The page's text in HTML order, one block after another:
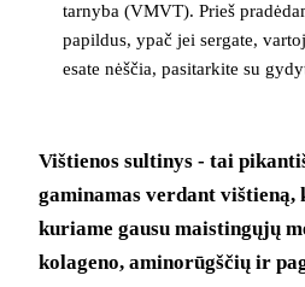
tarnyba (VMVT). Prieš
papildus, ypač jei sergate,
esate nėščia, pasitarkite su
Vištienos sultinys - tai
gaminamas verdant vištieną,
kuriame gausu maistingųjų
kolageno, aminorūgščių ir